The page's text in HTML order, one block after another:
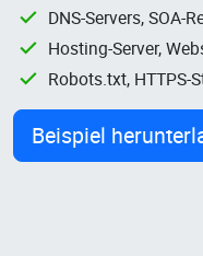
DNS-Servers, SOA-
Hosting-Server,
Robots.txt, HTTPS-
Beispiel